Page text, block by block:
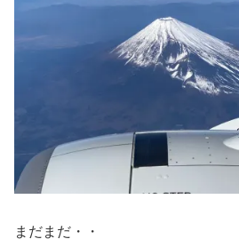
まだまだ・・